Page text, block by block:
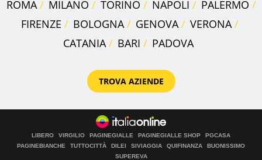
ROMA MILANO TORINO NAPOLI
PALERMO
FIRENZE
BOLOGNA GENOVA
VERONA
CATANIA
BARI PADOVA
TROVA AZIENDE
LIBERO VIRGILIO PAGINEGIALLE PAGINEGIALLE SHOP
PGCASA
PAGINEBIANCHE
TUTTOCITTÀ DILEI SIVIAGGIA QUIFINANZA
BUONISSIMO
SUPEREVA